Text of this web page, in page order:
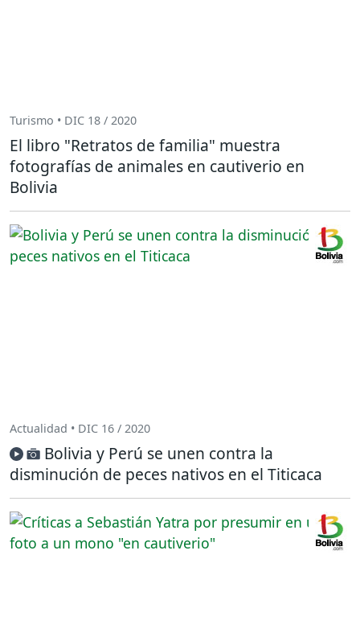
Turismo • DIC 18 / 2020
El libro "Retratos de familia" muestra
fotografías de animales en cautiverio en
Bolivia
Actualidad • DIC 16 / 2020
Bolivia y Perú se unen contra la
disminución de peces nativos en el Titicaca